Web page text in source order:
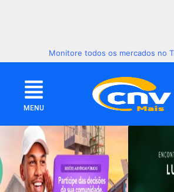
Monitore todos os mercados no
MENU